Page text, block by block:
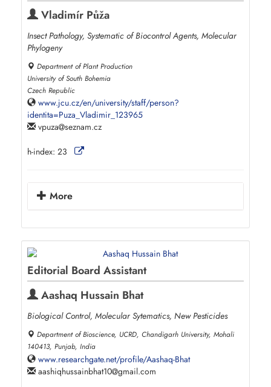
Vladimír Půža
Insect Pathology, Systematic of Biocontrol Agents, Molecular
Phylogeny
Department of Plant Production
University of South Bohemia
Czech Republic
www.jcu.cz/en/university/staff/person?
identita=Puza_Vladimir_123965
vpuza seznam.cz
h-index: 23
More
Editorial Board Assistant
Aashaq Hussain Bhat
Biological Control, Molecular Sytematics, New Pesticides
Department of Bioscience, UCRD, Chandigarh University, Mohali
140413, Punjab, India
www.researchgate.net/profile/Aashaq-Bhat
aashiqhussainbhat10 gmail.com